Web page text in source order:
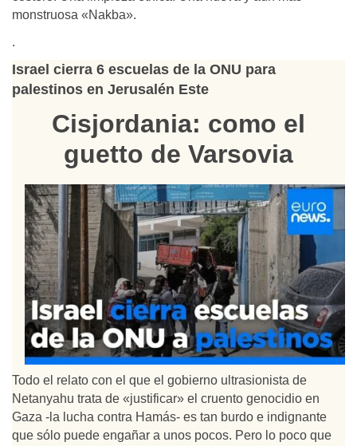
monstruosa «Nakba».
.
Israel cierra 6 escuelas de la ONU para
palestinos en Jerusalén Este
Cisjordania: como el
guetto de Varsovia
Todo el relato con el que el gobierno ultrasionista de
Netanyahu trata de «justificar» el cruento genocidio en
Gaza -la lucha contra Hamás- es tan burdo e indignante
que sólo puede engañar a unos pocos. Pero lo poco que